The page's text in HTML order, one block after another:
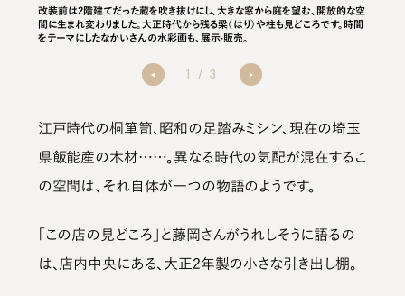
改装前は2階建てだった蔵を吹き抜けにし、大きな窓から庭を望む、開放的な空
間に生まれ変わりました。大正時代から残る梁（はり）や柱も見どころです。時間
をテーマにしたなかいさんの水彩画も、展示·販売。
1 / 3
江戸時代の桐箪笥、昭和の足踏みミシン、現在の埼玉
県飯能産の木材……。異なる時代の気配が混在するこ
の空間は、それ自体が一つの物語のようです。
「この店の見どころ」と藤岡さんがうれしそうに語るの
は、店内中央にある、大正2年製の小さな引き出し棚。